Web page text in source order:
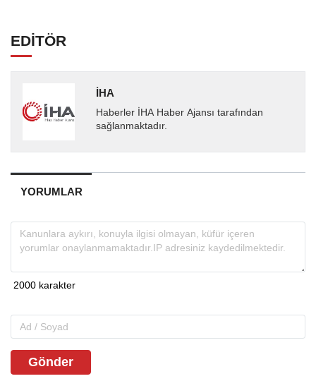
EDİTÖR
İHA
Haberler İHA Haber Ajansı tarafından
sağlanmaktadır.
YORUMLAR
Gönder